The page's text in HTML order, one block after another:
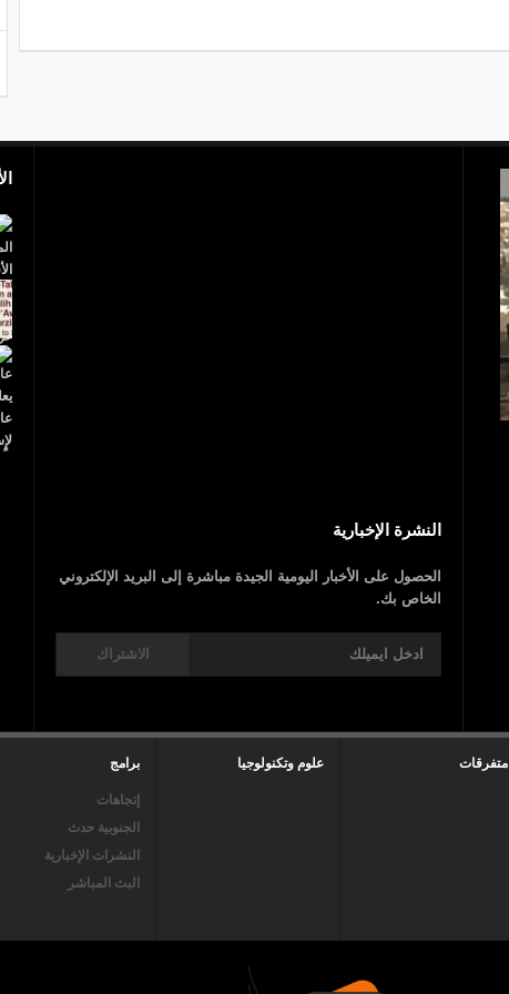
اليمن..مقتل
النشرة الإخبارية
الحصول على الأخبار اليومية الجيدة مباشرة إلى البريد الإلكتروني
الخاص بك.
الاشتراك
متفرقات علوم وتكنولوجيا برامج
إتجاهات
الجنوبية حدث
النشرات الإخبارية
البث المباشر